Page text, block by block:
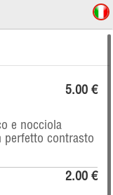
5.00 €
e nocciola
perfetto contrasto
2.00 €